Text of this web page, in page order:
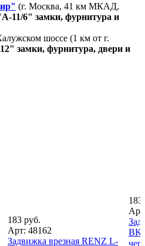
(г. Москва, 41 км МКАД,
11/6" замки, фурнитура и
шоссе (1 км от г.
замки, фурнитура, двери и
183 руб.
Арт: 48162
Задвижка врезная RENZ L-
183
BK